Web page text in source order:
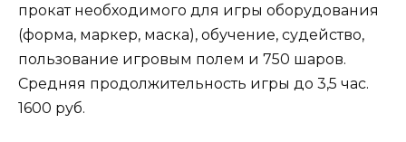
прокат необходимого для игры оборудования
(форма, маркер, маска), обучение, судейство,
пользование игровым полем и 750 шаров.
Средняя продолжительность игры до 3,5 час.
1600 руб.